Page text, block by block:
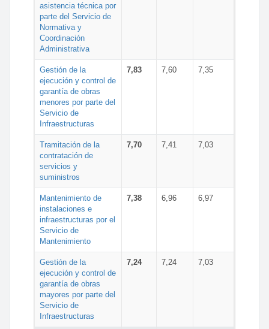
asistencia técnica por
parte del Servicio de
Normativa y
Coordinación
Administrativa
Gestión de la
ejecución y control de
garantía de obras
menores por parte del
Servicio de
Infraestructuras
7,83 7,60 7,35
Tramitación de la
contratación de
servicios y
suministros
7,70 7,41 7,03
Mantenimiento de
instalaciones e
infraestructuras por el
Servicio de
Mantenimiento
7,38 6,96 6,97
Gestión de la
ejecución y control de
garantía de obras
mayores por parte del
Servicio de
Infraestructuras
7,24 7,24 7,03